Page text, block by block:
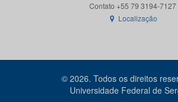
Contato +55 79 3194-7127
Localização
© 2026. Todos os direitos
Universidade Federal de